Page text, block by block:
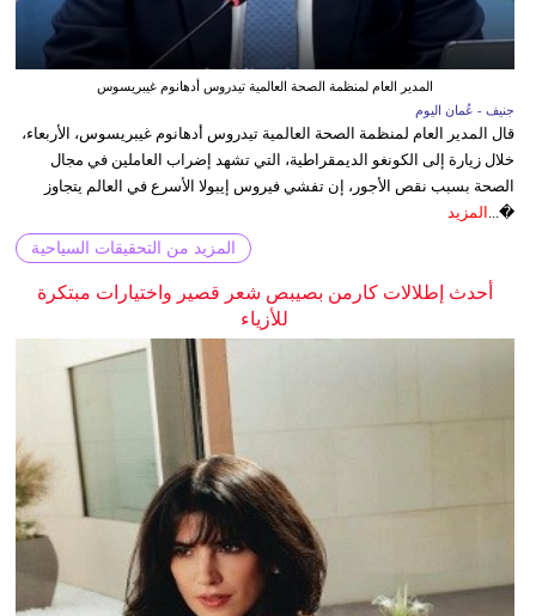
المدير العام لمنظمة الصحة العالمية تيدروس أدهانوم غيبريسوس
جنيف - عُمان اليوم
قال المدير العام لمنظمة الصحة العالمية تيدروس أدهانوم غيبريسوس، الأربعاء،
خلال زيارة إلى الكونغو الديمقراطية، التي تشهد إضراب العاملين في مجال
الصحة بسبب نقص الأجور، إن تفشي فيروس إيبولا الأسرع في العالم يتجاوز
�... المزيد
المزيد من التحقيقات السياحية
أحدث إطلالات كارمن بصيبص شعر قصير واختيارات مبتكرة
للأزياء